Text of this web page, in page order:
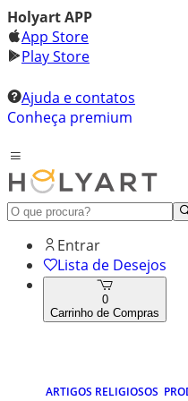
Holyart APP
App Store
Play Store
Ajuda e contatos
Conheça premium
Entrar
Lista de Desejos
0
Carrinho de Compras
ARTIGOS RELIGIOSOS